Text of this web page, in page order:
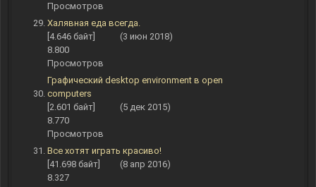
Просмотров
Халявная еда всегда.
[4.646 байт]
(3 июн 2018)
8.800
Просмотров
Графический desktop environment в open
computers
[2.601 байт]
(5 дек 2015)
8.770
Просмотров
Все хотят играть красиво!
[41.698 байт]
(8 апр 2016)
8.327